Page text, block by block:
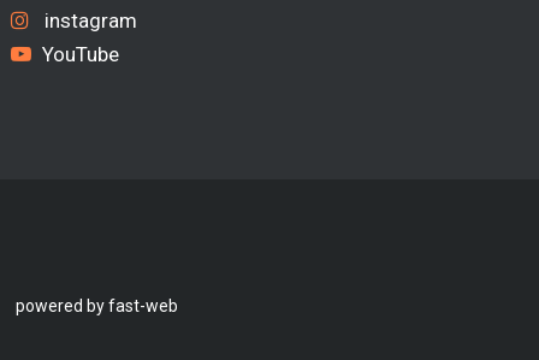
instagram
YouTube
powered by fast-web